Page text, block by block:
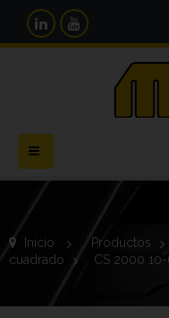
Navegación
Toggle
Inicio > Productos >
cuadrado
> CS 2000 10-